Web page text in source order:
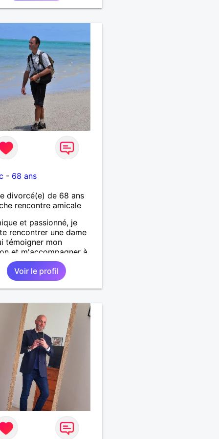
- 68 ans
divorcé(e) de 68 ans
rencontre amicale
et passionné, je
rencontrer une dame
témoigner mon
et m'accompagner à
ou lors de sorties entre
Voir le profil